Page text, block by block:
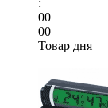
:
00
00
Товар дня